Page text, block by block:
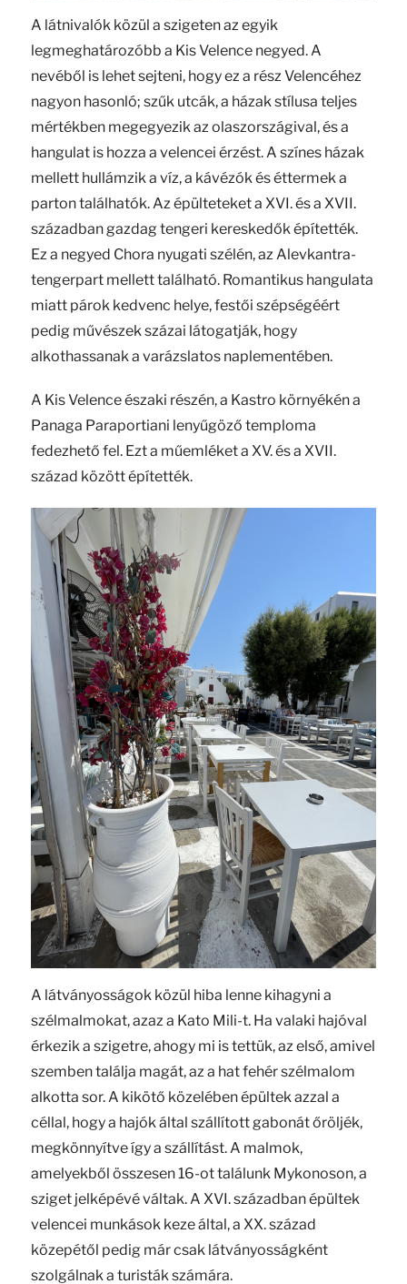
A látnivalók közül a szigeten az egyik
legmeghatározóbb a Kis Velence negyed. A
nevéből is lehet sejteni, hogy ez a rész Velencéhez
nagyon hasonló; szűk utcák, a házak stílusa teljes
mértékben megegyezik az olaszországival, és a
hangulat is hozza a velencei érzést. A színes házak
mellett hullámzik a víz, a kávézók és éttermek a
parton találhatók. Az épülteteket a XVI. és a XVII.
században gazdag tengeri kereskedők építették.
Ez a negyed Chora nyugati szélén, az Alevkantra-
tengerpart mellett található. Romantikus hangulata
miatt párok kedvenc helye, festői szépségéért
pedig művészek százai látogatják, hogy
alkothassanak a varázslatos naplementében.
A Kis Velence északi részén, a Kastro környékén a
Panaga Paraportiani lenyűgöző temploma
fedezhető fel. Ezt a műemléket a XV. és a XVII.
század között építették.
A látványosságok közül hiba lenne kihagyni a
szélmalmokat, azaz a Kato Mili-t. Ha valaki hajóval
érkezik a szigetre, ahogy mi is tettük, az első, amivel
szemben találja magát, az a hat fehér szélmalom
alkotta sor. A kikötő közelében épültek azzal a
céllal, hogy a hajók által szállított gabonát őröljék,
megkönnyítve így a szállítást. A malmok,
amelyekből összesen 16-ot találunk Mykonoson, a
sziget jelképévé váltak. A XVI. században épültek
velencei munkások keze által, a XX. század
közepétől pedig már csak látványosságként
szolgálnak a turisták számára.